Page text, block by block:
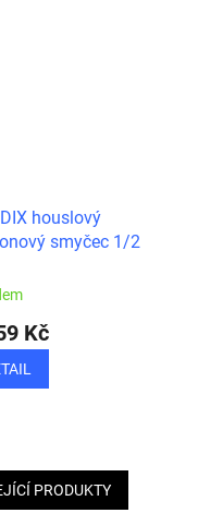
houslový
smyčec 1/2
Kč
PRODUKTY